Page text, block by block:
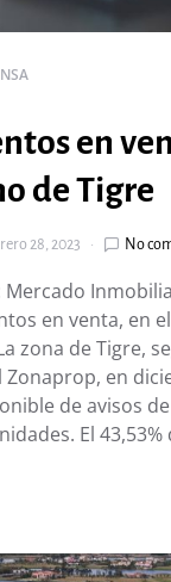
en
de Tigre
28, 2023 No
en venta, en
zona de Tigre,
en
de avisos
El